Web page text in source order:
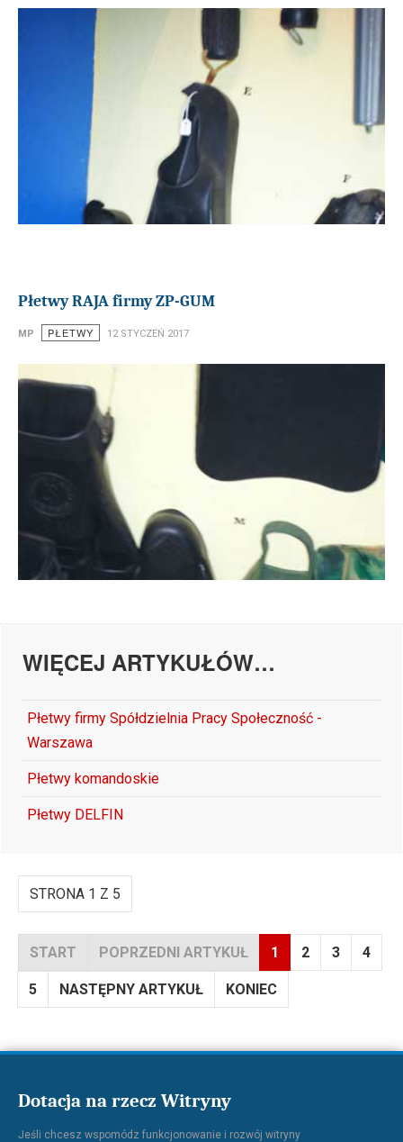
Płetwy RAJA firmy ZP-GUM
MP PŁETWY 12 STYCZEŃ 2017
WIĘCEJ ARTYKUŁÓW…
Płetwy firmy Spółdzielnia Pracy Społeczność -
Warszawa
Płetwy komandoskie
Płetwy DELFIN
STRONA 1 Z 5
START POPRZEDNI ARTYKUŁ 1 2 3 4
5 NASTĘPNY ARTYKUŁ KONIEC
Dotacja na rzecz Witryny
Jeśli chcesz wspomódz funkcjonowanie i rozwój witryny